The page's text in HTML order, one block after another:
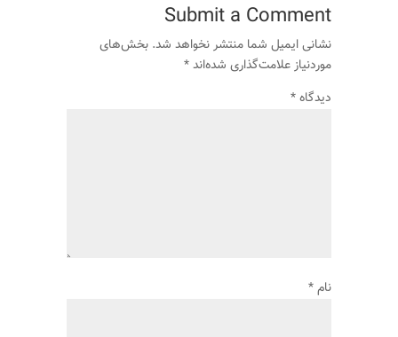
Submit a Comment
نشانی ایمیل شما منتشر نخواهد شد. بخش‌های
موردنیاز علامت‌گذاری شده‌اند*
دیدگاه*
نام*